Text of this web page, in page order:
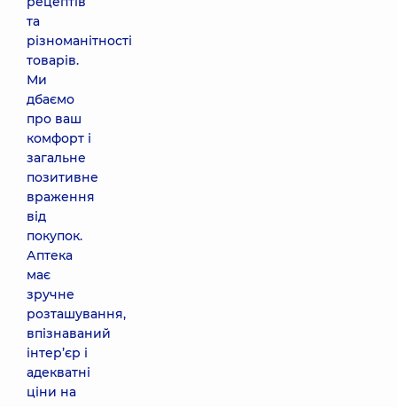
та
різноманітності
товарів.
Ми
дбаємо
про ваш
комфорт і
загальне
позитивне
враження
від
покупок.
Аптека
має
зручне
розташування,
впізнаваний
інтер’єр і
адекватні
ціни на